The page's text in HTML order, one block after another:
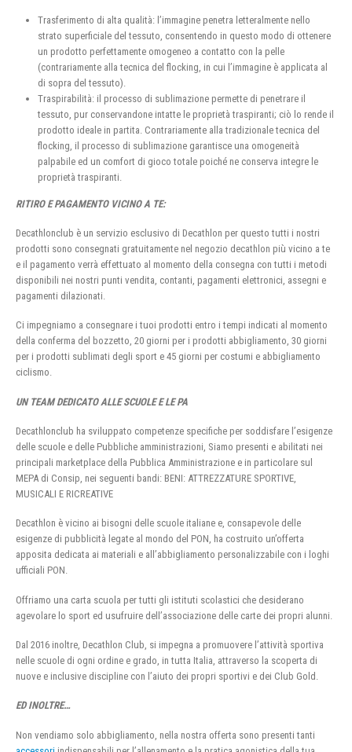
Trasferimento di alta qualità: l’immagine penetra letteralmente nello
strato superficiale del tessuto, consentendo in questo modo di ottenere
un prodotto perfettamente omogeneo a contatto con la pelle
(contrariamente alla tecnica del flocking, in cui l’immagine è applicata al
di sopra del tessuto).
Traspirabilità: il processo di sublimazione permette di penetrare il
tessuto, pur conservandone intatte le proprietà traspiranti; ciò lo rende il
prodotto ideale in partita. Contrariamente alla tradizionale tecnica del
flocking, il processo di sublimazione garantisce una omogeneità
palpabile ed un comfort di gioco totale poiché ne conserva integre le
proprietà traspiranti.
RITIRO E PAGAMENTO VICINO A TE:
Decathlonclub è un servizio esclusivo di Decathlon per questo tutti i nostri
prodotti sono consegnati gratuitamente nel negozio decathlon più vicino a te
e il pagamento verrà effettuato al momento della consegna con tutti i metodi
disponibili nei nostri punti vendita, contanti, pagamenti elettronici, assegni e
pagamenti dilazionati.
Ci impegniamo a consegnare i tuoi prodotti entro i tempi indicati al momento
della conferma del bozzetto, 20 giorni per i prodotti abbigliamento, 30 giorni
per i prodotti sublimati degli sport e 45 giorni per costumi e abbigliamento
ciclismo.
UN TEAM DEDICATO ALLE SCUOLE E LE PA
Decathlonclub ha sviluppato competenze specifiche per soddisfare l’esigenze
delle scuole e delle Pubbliche amministrazioni, Siamo presenti e abilitati nei
principali marketplace della Pubblica Amministrazione e in particolare sul
MEPA di Consip, nei seguenti bandi: BENI: ATTREZZATURE SPORTIVE,
MUSICALI E RICREATIVE
Decathlon è vicino ai bisogni delle scuole italiane e, consapevole delle
esigenze di pubblicità legate al mondo del PON, ha costruito un’offerta
apposita dedicata ai materiali e all’abbigliamento personalizzabile con i loghi
ufficiali PON.
Offriamo una carta scuola per tutti gli istituti scolastici che desiderano
agevolare lo sport ed usufruire dell’associazione delle carte dei propri alunni.
Dal 2016 inoltre, Decathlon Club, si impegna a promuovere l’attività sportiva
nelle scuole di ogni ordine e grado, in tutta Italia, attraverso la scoperta di
nuove e inclusive discipline con l’aiuto dei propri sportivi e dei Club Gold.
ED INOLTRE…
Non vendiamo solo abbigliamento, nella nostra offerta sono presenti tanti